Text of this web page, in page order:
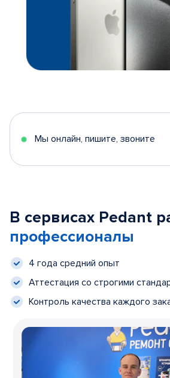
Мы онлайн, пишите, звоните
В сервисах Pedant
профессионалы
4 года средний опыт
Аттестация со строгими
Контроль качества каждого